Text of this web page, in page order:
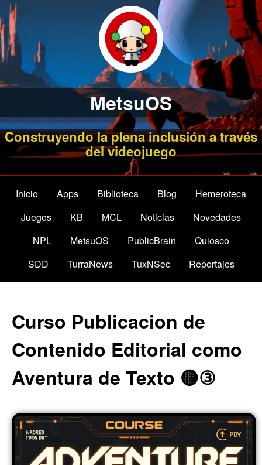
MetsuOS
Construyendo la plena inclusión a través
del videojuego
Inicio Apps Biblioteca Blog
Hemeroteca
Juegos
KB MCL Noticias
Novedades
NPL
MetsuOS PublicBrain
Quiosco
SDD
TurraNews TuxNSec Reportajes
Curso Publicacion de
Contenido Editorial como
Aventura de Texto 🟡③